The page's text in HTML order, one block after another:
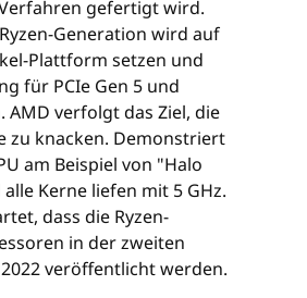
gefertigt wird.
Generation wird auf
Plattform setzen und
für PCIe Gen 5 und
AMD verfolgt das Ziel, die
zu knacken. Demonstriert
am Beispiel von "Halo
Kerne liefen mit 5 GHz.
dass die Ryzen-
in der zweiten
veröffentlicht werden.